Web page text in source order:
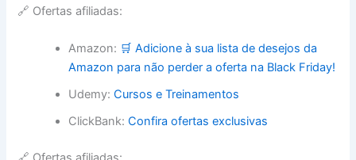
🔗 Ofertas afiliadas:
Amazon: 🛒 Adicione à sua lista de desejos da
Amazon para não perder a oferta na Black Friday!
Udemy:Cursos e Treinamentos
ClickBank:Confira ofertas exclusivas